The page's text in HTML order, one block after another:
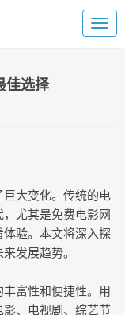
佳选择
大变化。传统的电
尤其是免费电影网
验。本文将深入探
发展趋势。
富性和便捷性。用
、电视剧、综艺节